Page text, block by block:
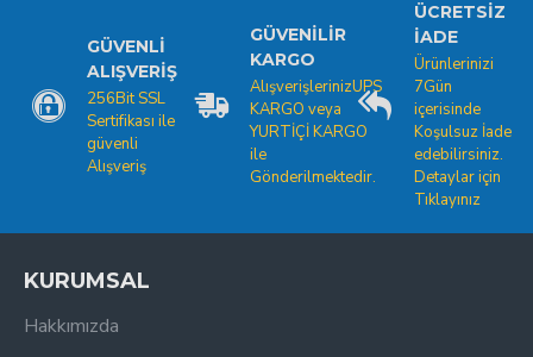
GÜVENLI
ALIŞVERIŞ
256Bit SSL
Sertifikası ile
güvenli
Alışveriş
GÜVENILIR
KARGO
AlışverişlerinizUPS
KARGO veya
YURTİÇİ KARGO
ile
Gönderilmektedir.
ÜCRETSIZ
İADE
Ürünlerinizi
7Gün
içerisinde
Koşulsuz İade
edebilirsiniz.
Detaylar için
Tıklayınız
KURUMSAL
Hakkımızda